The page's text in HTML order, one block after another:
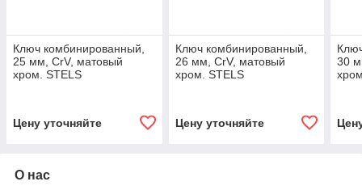
Ключ комбинированный,
25 мм, CrV, матовый
хром. STELS
Цену уточняйте
Ключ комбинированный,
26 мм, CrV, матовый
хром. STELS
Цену уточняйте
30
О нас